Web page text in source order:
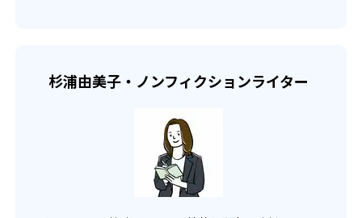
杉浦由美子・ノンフィクションライター